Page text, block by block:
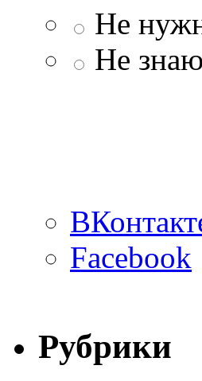
Не
Не знаю
Facebook
Рубрики